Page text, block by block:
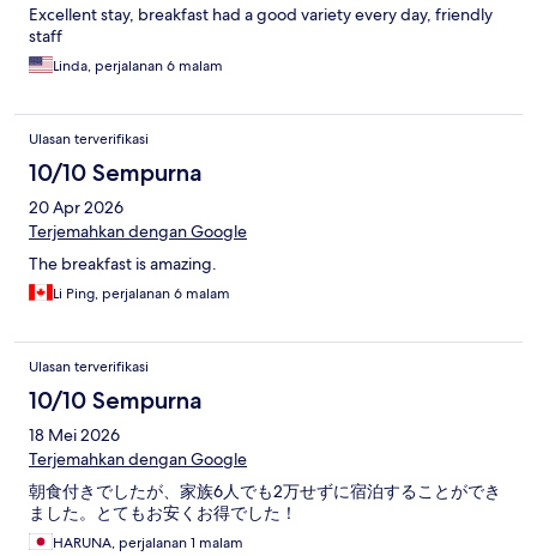
Excellent stay, breakfast had a good variety every day, friendly
staff
Linda, perjalanan 6 malam
Ulasan terverifikasi
10/10 Sempurna
20 Apr 2026
Terjemahkan dengan Google
The breakfast is amazing.
Li Ping, perjalanan 6 malam
Ulasan terverifikasi
10/10 Sempurna
18 Mei 2026
Terjemahkan dengan Google
朝食付きでしたが、家族6人でも2万せずに宿泊することができ
ました。とてもお安くお得でした！
HARUNA, perjalanan 1 malam